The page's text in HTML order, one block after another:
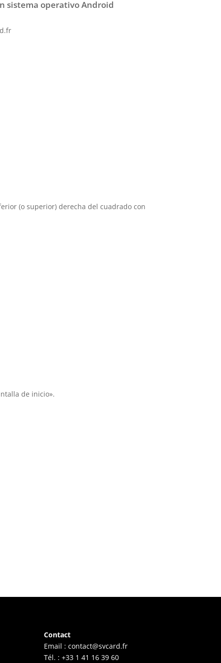
sistema operativo Android
(o superior) derecha del cuadrado con
de inicio».
Contact
Email :contact@svcard.fr
Tél. : +33 1 41 16 39 60